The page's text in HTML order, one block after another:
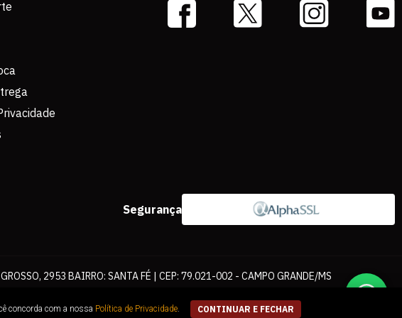
Segurança
2953 BAIRRO: SANTA FÉ | CEP: 79.021-002 - CAMPO GRANDE/MS
autorização.
concorda com a nossa Política de Privacidade CONTINUAR E FECHAR